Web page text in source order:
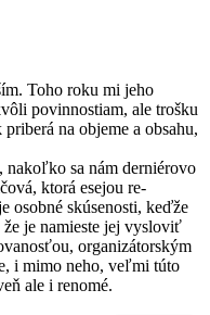
Toho roku mi jeho
povinnostiam, ale trošku
na objeme a obsahu,
nakoľko sa nám derniérovo
ktorá esejou re-
osobné skúsenosti, keďže
je namieste jej vysloviť
organizátorským
i mimo neho, veľmi túto
ale i renomé.